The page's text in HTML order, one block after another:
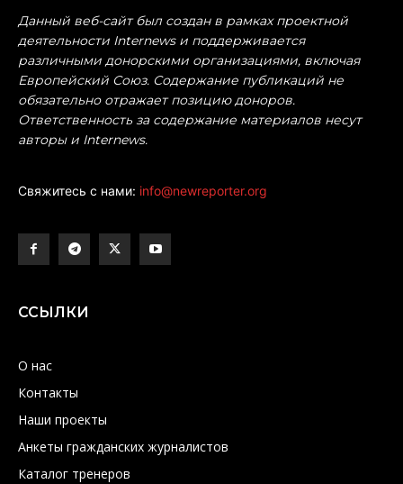
Данный веб-сайт был создан в рамках проектной
деятельности Internews и поддерживается
различными донорскими организациями, включая
Европейский Союз. Содержание публикаций не
обязательно отражает позицию доноров.
Ответственность за содержание материалов несут
авторы и Internews.
Свяжитесь с нами: info@newreporter.org
ССЫЛКИ
О нас
Контакты
Наши проекты
Анкеты гражданских журналистов
Каталог тренеров